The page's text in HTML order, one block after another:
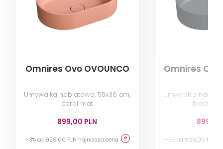
Omnires Ovo OVOUNCO
Umywalka nablatowa, 55x36 cm,
coral mat
899,00 PLN
-3% od 929,00 PLN najniższa cena
Omnires Ovo
Umywalka
black
899,00
-3% od 929,00 PLN